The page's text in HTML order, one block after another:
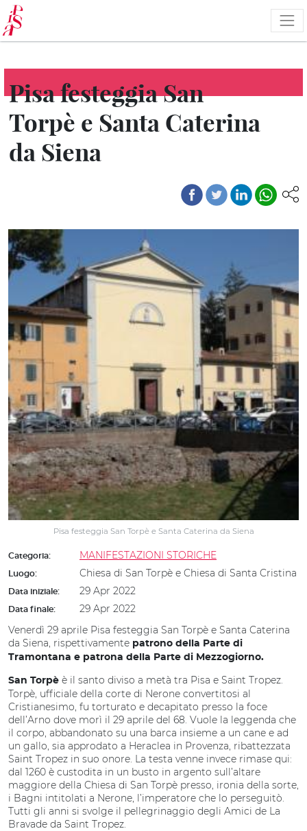
Salta
al
contenuto
principale
Pisa festeggia San
Torpè e Santa Caterina
da Siena
Pisa festeggia San Torpè e Santa Caterina da Siena
Categoria: MANIFESTAZIONI STORICHE
Luogo: Chiesa di San Torpè e Chiesa di Santa Cristina
Data iniziale: 29 Apr 2022
Data finale:
29 Apr 2022
Venerdì 29 aprile Pisa festeggia San Torpè e Santa Caterina
da Siena, rispettivamente patrono della Parte di
Tramontana e patrona della Parte di Mezzogiorno.
San Torpè è il santo diviso a metà tra Pisa e Saint Tropez.
Torpè, ufficiale della corte di Nerone convertitosi al
Cristianesimo, fu torturato e decapitato presso la foce
dell’Arno dove morì il 29 aprile del 68. Vuole la leggenda che
il corpo, abbandonato su una barca insieme a un cane e ad
un gallo, sia approdato a Heraclea in Provenza, ribattezzata
Saint Tropez in suo onore. La testa venne invece rimase qui:
dal 1260 è custodita in un busto in argento sull’altare
maggiore della Chiesa di San Torpè presso, ironia della sorte,
i Bagni intitolati a Nerone, l’imperatore che lo perseguitò.
Tutti gli anni si svolge il pellegrinaggio degli Amici de La
Bravade da Saint Tropez.